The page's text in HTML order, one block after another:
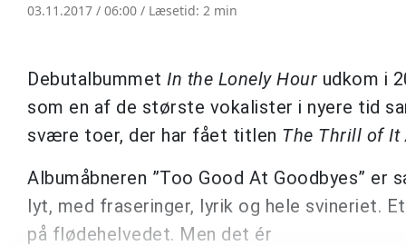
03.11.2017 / 06:00 / Læsetid: 2 min
Debutalbummet In the Lonely Hour udkom i
som en af de største vokalister i nyere tid
svære toer, der har fået titlen The Thrill of It
Albumåbneren ”Too Good At Goodbyes” er
lyt, med fraseringer, lyrik og hele svineriet.
på flødehelvedet. Men det ér